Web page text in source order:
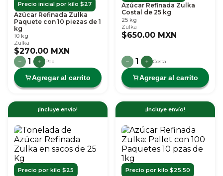
Precio inicial por kilo $27
Azúcar Refinada Zulka
Paquete con 10 piezas de 1
kg
10 kg
Zulka
$270.00 MXN
1
Paq
Agregar al carrito
Azúcar Refinada Zulka
Costal de 25 kg
25 kg
Zulka
$650.00 MXN
1 Costal
Agregar al carrito
¡Incluye envío!
Precio por kilo $25
¡Incluye envío!
Precio por kilo $25.50